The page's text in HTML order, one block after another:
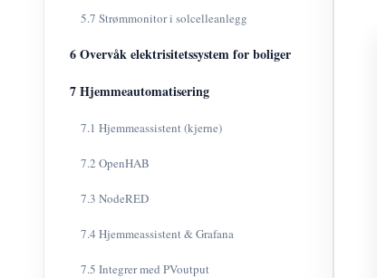
5.7 Strømmonitor i solcelleanlegg
6 Overvåk elektrisitetssystem for boliger
7 Hjemmeautomatisering
7.1 Hjemmeassistent (kjerne)
7.2 OpenHAB
7.3 NodeRED
7.4 Hjemmeassistent & Grafana
7.5 Integrer med PVoutput